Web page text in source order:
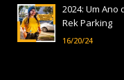
2024: Um
Rek Parking
16/20/24